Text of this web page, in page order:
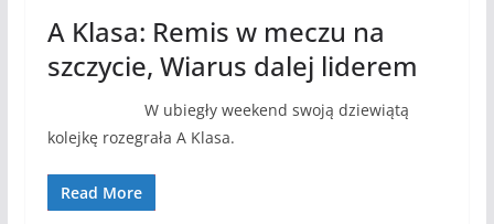
A Klasa: Remis w meczu na
szczycie, Wiarus dalej liderem
W ubiegły weekend swoją dziewiątą
kolejkę rozegrała A Klasa.
Read More